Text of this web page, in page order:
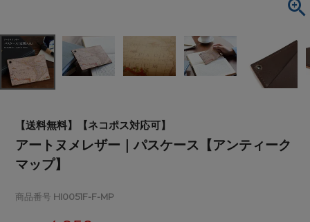
【送料無料】【ネコポス対応可】
アートヌメレザー｜パスケース【アンティーク
マップ】
商品番号 HI0051F-F-MP